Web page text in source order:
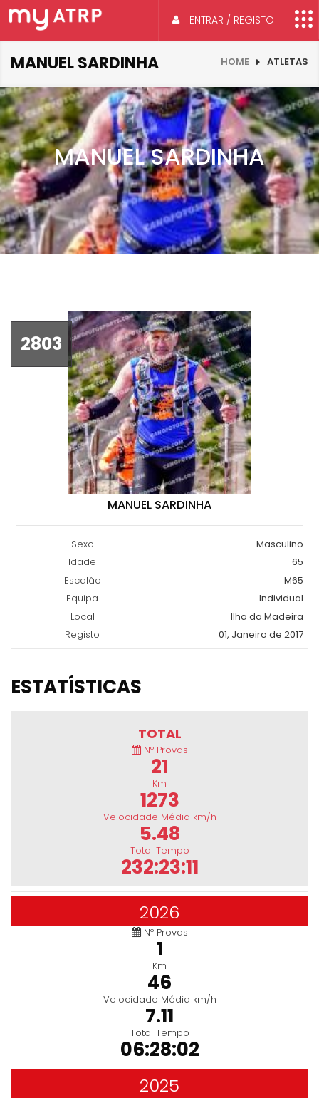
ENTRAR / REGISTO
MANUEL SARDINHA HOME ATLETAS
MANUEL SARDINHA
2803
MANUEL SARDINHA
Sexo
Masculino
Idade
65
Escalão
M65
Equipa
Individual
Local
Ilha da Madeira
Registo
01, Janeiro de 2017
ESTATÍSTICAS
TOTAL
Nº Provas
21
Km
1273
Velocidade Média km/h
5.48
Total Tempo
232:23:11
2026
Nº Provas
1
Km
46
Velocidade Média km/h
7.11
Total Tempo
06:28:02
2025